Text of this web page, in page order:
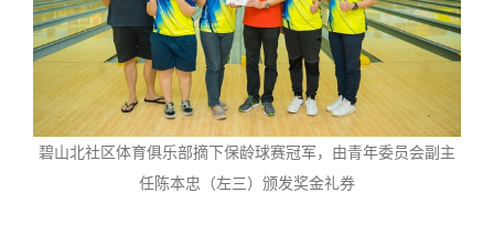
碧山北社区体育俱乐部摘下保龄球赛冠军，由青年委员会副主
任陈本忠（左三）颁发奖金礼券